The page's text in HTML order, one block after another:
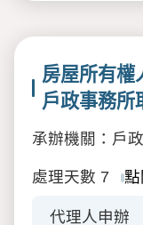
房屋所有權
戶政事務所
承辦機關：戶
處理天數 7
代理人申辦